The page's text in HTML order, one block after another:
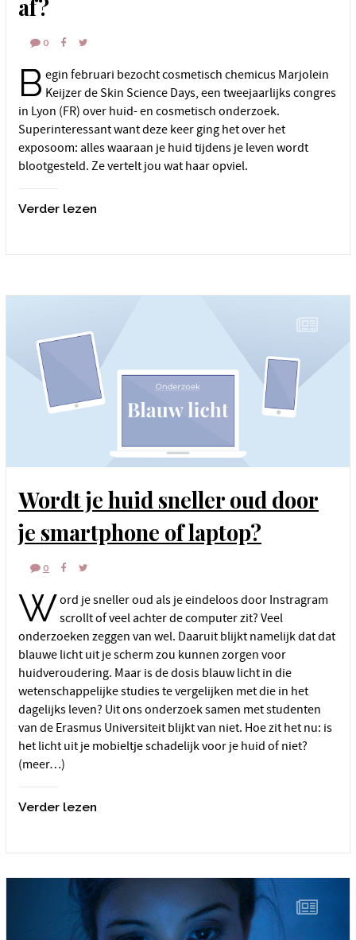
af?
0
B egin februari bezocht cosmetisch chemicus Marjolein
Keijzer de Skin Science Days, een tweejaarlijks congres
in Lyon (FR) over huid- en cosmetisch onderzoek.
Superinteressant want deze keer ging het over het
exposoom: alles waaraan je huid tijdens je leven wordt
blootgesteld. Ze vertelt jou wat haar opviel.
Verder lezen
Wordt je huid sneller oud door
je smartphone of laptop?
0
Word je sneller oud als je eindeloos door Instragram
scrollt of veel achter de computer zit? Veel
onderzoeken zeggen van wel. Daaruit blijkt namelijk dat dat
blauwe licht uit je scherm zou kunnen zorgen voor
huidveroudering. Maar is de dosis blauw licht in die
wetenschappelijke studies te vergelijken met die in het
dagelijks leven? Uit ons onderzoek samen met studenten
van de Erasmus Universiteit blijkt van niet. Hoe zit het nu: is
het licht uit je mobieltje schadelijk voor je huid of niet?
(meer…)
Verder lezen